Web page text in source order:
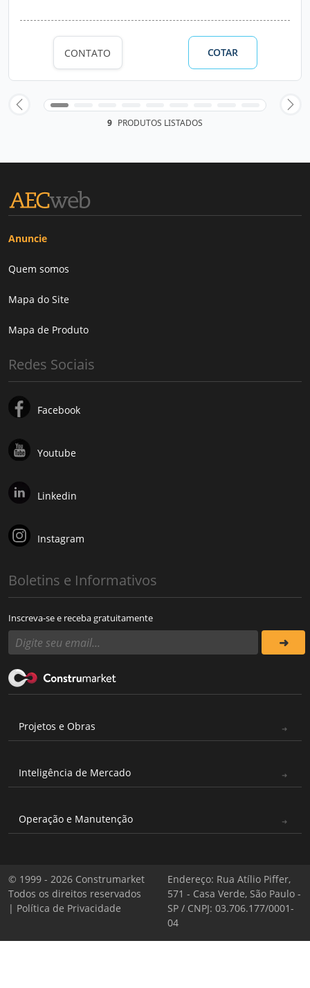
CONTATO COTAR
9 PRODUTOS LISTADOS
Anuncie
Quem somos
Mapa do Site
Mapa de Produto
Redes Sociais
Facebook
Youtube
Linkedin
Instagram
Boletins e Informativos
Inscreva-se e receba gratuitamente
Projetos e Obras
Inteligência de Mercado
Operação e Manutenção
© 1999 - 2026 Construmarket
Todos os direitos reservados
| Política de Privacidade
Endereço: Rua Atílio Piffer,
571 - Casa Verde, São Paulo -
SP / CNPJ: 03.706.177/0001-
04